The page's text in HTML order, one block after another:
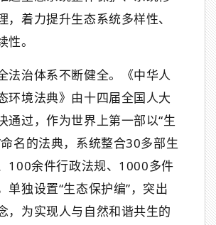
，着力提升生态系统多样性、
。
治体系不断健全。《中华人
环境法典》由十四届全国人大
通过，作为世界上第一部以“生
名的法典，系统整合30多部生
100余件行政法规、1000多件
单独设置“生态保护编”，突出
，为实现人与自然和谐共生的